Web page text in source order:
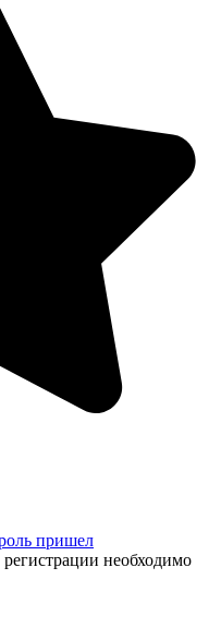
пришел
необходимо